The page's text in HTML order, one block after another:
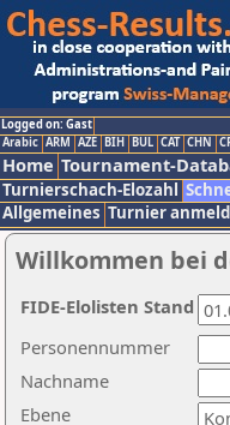
Logged on: Gast
Arabic ARM AZE BIH BUL CAT CHN
Home Tournament-
Turnierschach-Elozahl
Allgemeines Turnier
Willkommen bei
Nachname
Ebene
Personennummer
FIDE-Elolisten Stand